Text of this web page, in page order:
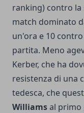
ranking) contro la
match dominato
un'ora e 10
partita. Meno
Kerber, che ha
resistenza di una
tedesca, che
Williamsal primo